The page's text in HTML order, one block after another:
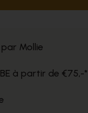
Mollie
à partir de €75,-*